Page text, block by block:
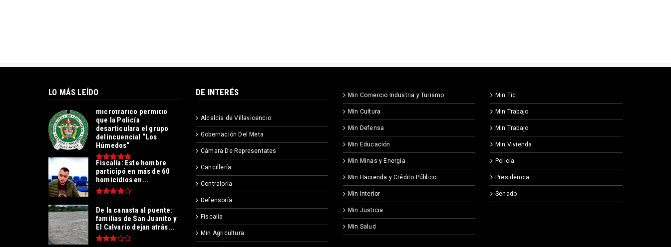
LO MÁS LEÍDO
Operación contra el
microtráfico permitió
que la Policía
desarticulara el grupo
delincuencial “Los
Húmedos“
Fiscalía: Este hombre
participó en más de 60
homicidios en...
De la canasta al puente:
familias de San Juanito y
El Calvario dejan atrás...
DE INTERÉS
Alcalcía de Villavicencio
Gobernación Del Meta
Cámara De Representates
Cancillería
Contraloría
Defensoría
Fiscalía
Min Agricultura
Min Comercio Industria y Turismo
Min Cultura
Min Defensa
Min Educación
Min Minas y Energía
Min Hacienda y Crédito Público
Min Interior
Min Justicia
Min Salud
Min Tic
Min Trabajo
Min Trabajo
Min Vivienda
Policía
Presidencia
Senado